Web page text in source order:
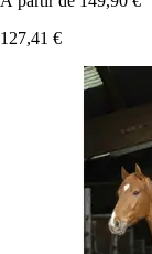
127,41 €